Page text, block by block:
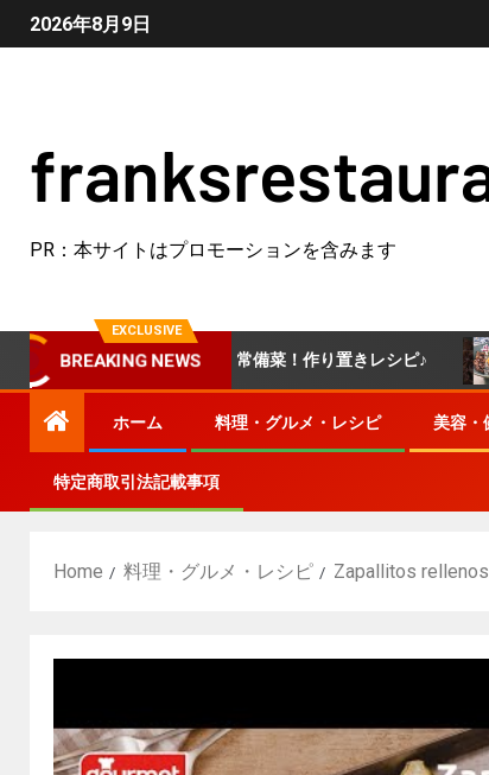
2026年8月9日
PR：本サイトはプロモーションを含みます
EXCLUSIVE
BREAKING NEWS
醤油漬け】やみつき常備菜！作り置きレシピ♪ 絶
ホーム 料理・グルメ・レシピ 美容・
特定商取引法記載事項
Home 料理・グルメ・レシピ Zapallitos